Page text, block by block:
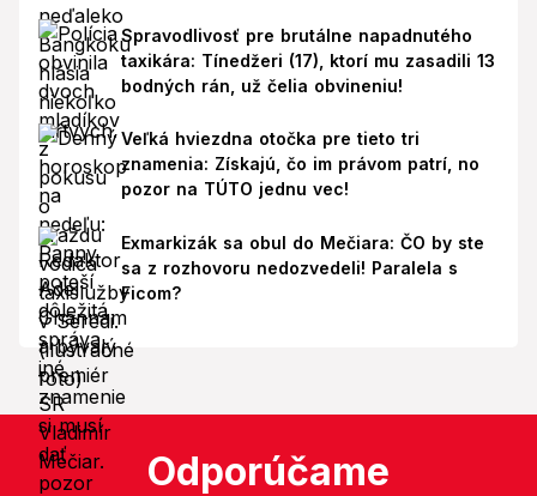
Spravodlivosť pre brutálne napadnutého
taxikára: Tínedžeri (17), ktorí mu zasadili 13
bodných rán, už čelia obvineniu!
Veľká hviezdna otočka pre tieto tri
znamenia: Získajú, čo im právom patrí, no
pozor na TÚTO jednu vec!
Exmarkizák sa obul do Mečiara: ČO by ste
sa z rozhovoru nedozvedeli! Paralela s
Ficom?
Odporúčame